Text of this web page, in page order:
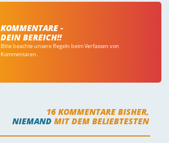
KOMMENTARE -
DEIN BEREICH!!
Bitte beachte unsere Regeln beim Verfassen von
Kommentaren.
16KOMMENTARE BISHER,
NIEMAND MIT DEM BELIEBTESTEN